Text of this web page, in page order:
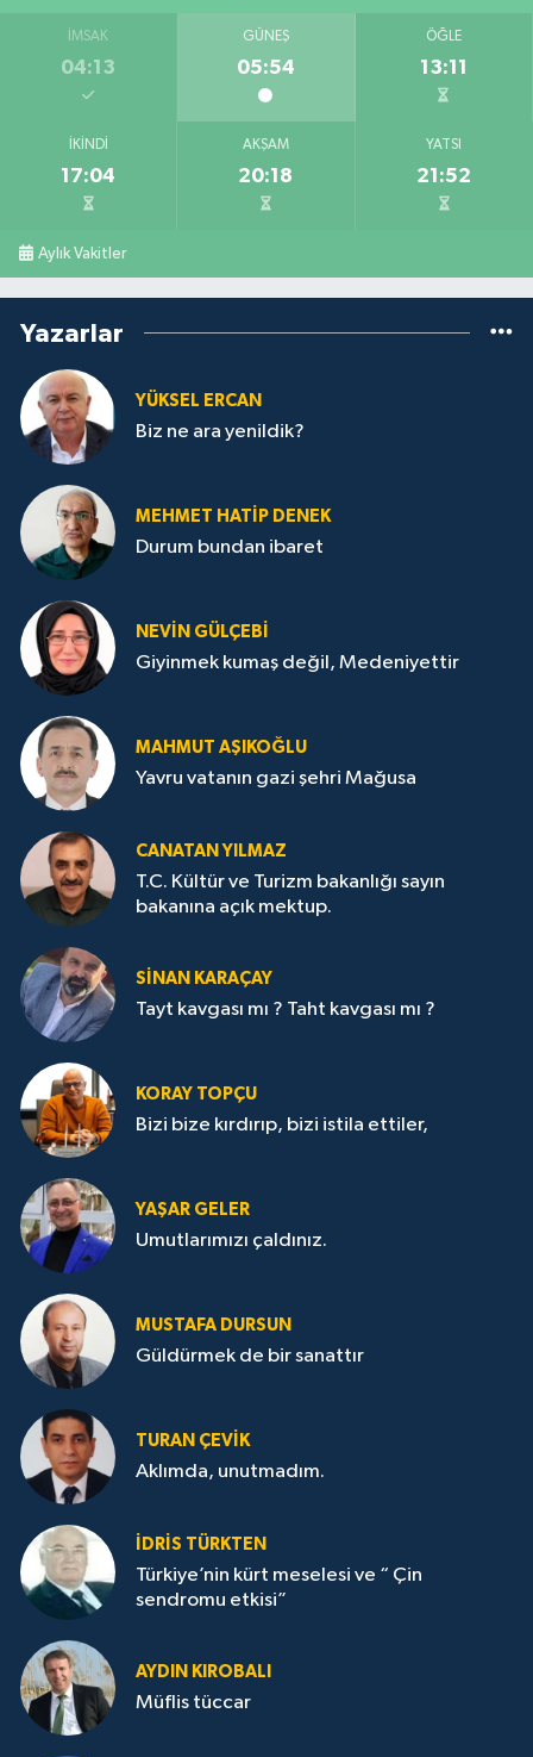
İMSAK
04:13
GÜNEŞ
05:54
ÖĞLE
13:11
İKINDI
17:04
AKŞAM
20:18
YATSI
21:52
Aylık Vakitler
Yazarlar
YÜKSEL ERCAN
Biz ne ara yenildik?
MEHMET HATİP DENEK
Durum bundan ibaret
NEVİN GÜLÇEBİ
Giyinmek kumaş değil, Medeniyettir
MAHMUT AŞIKOĞLU
Yavru vatanın gazi şehri Mağusa
CANATAN YILMAZ
T.C. Kültür ve Turizm bakanlığı sayın
bakanına açık mektup.
SİNAN KARAÇAY
Tayt kavgası mı ? Taht kavgası mı ?
KORAY TOPÇU
Bizi bize kırdırıp, bizi istila ettiler,
YAŞAR GELER
Umutlarımızı çaldınız.
MUSTAFA DURSUN
Güldürmek de bir sanattır
TURAN ÇEVİK
Aklımda, unutmadım.
İDRİS TÜRKTEN
Türkiye’nin kürt meselesi ve “ Çin
sendromu etkisi”
AYDIN KIROBALI
Müflis tüccar